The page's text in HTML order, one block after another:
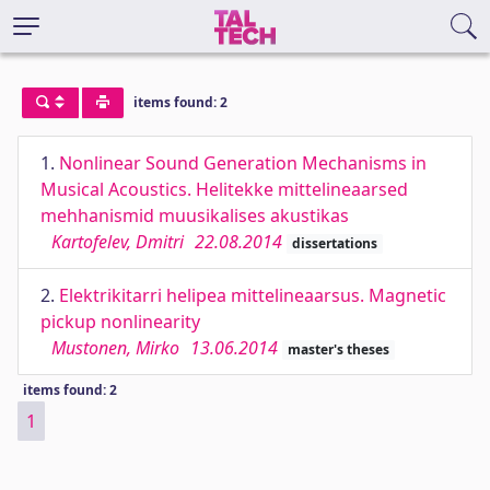
items found: 2
1. Nonlinear Sound Generation Mechanisms in
Musical Acoustics. Helitekke mittelineaarsed
mehhanismid muusikalises akustikas
Kartofelev, Dmitri 22.08.2014 dissertations
2. Elektrikitarri helipea mittelineaarsus. Magnetic
pickup nonlinearity
Mustonen, Mirko 13.06.2014 master's theses
items found: 2
1